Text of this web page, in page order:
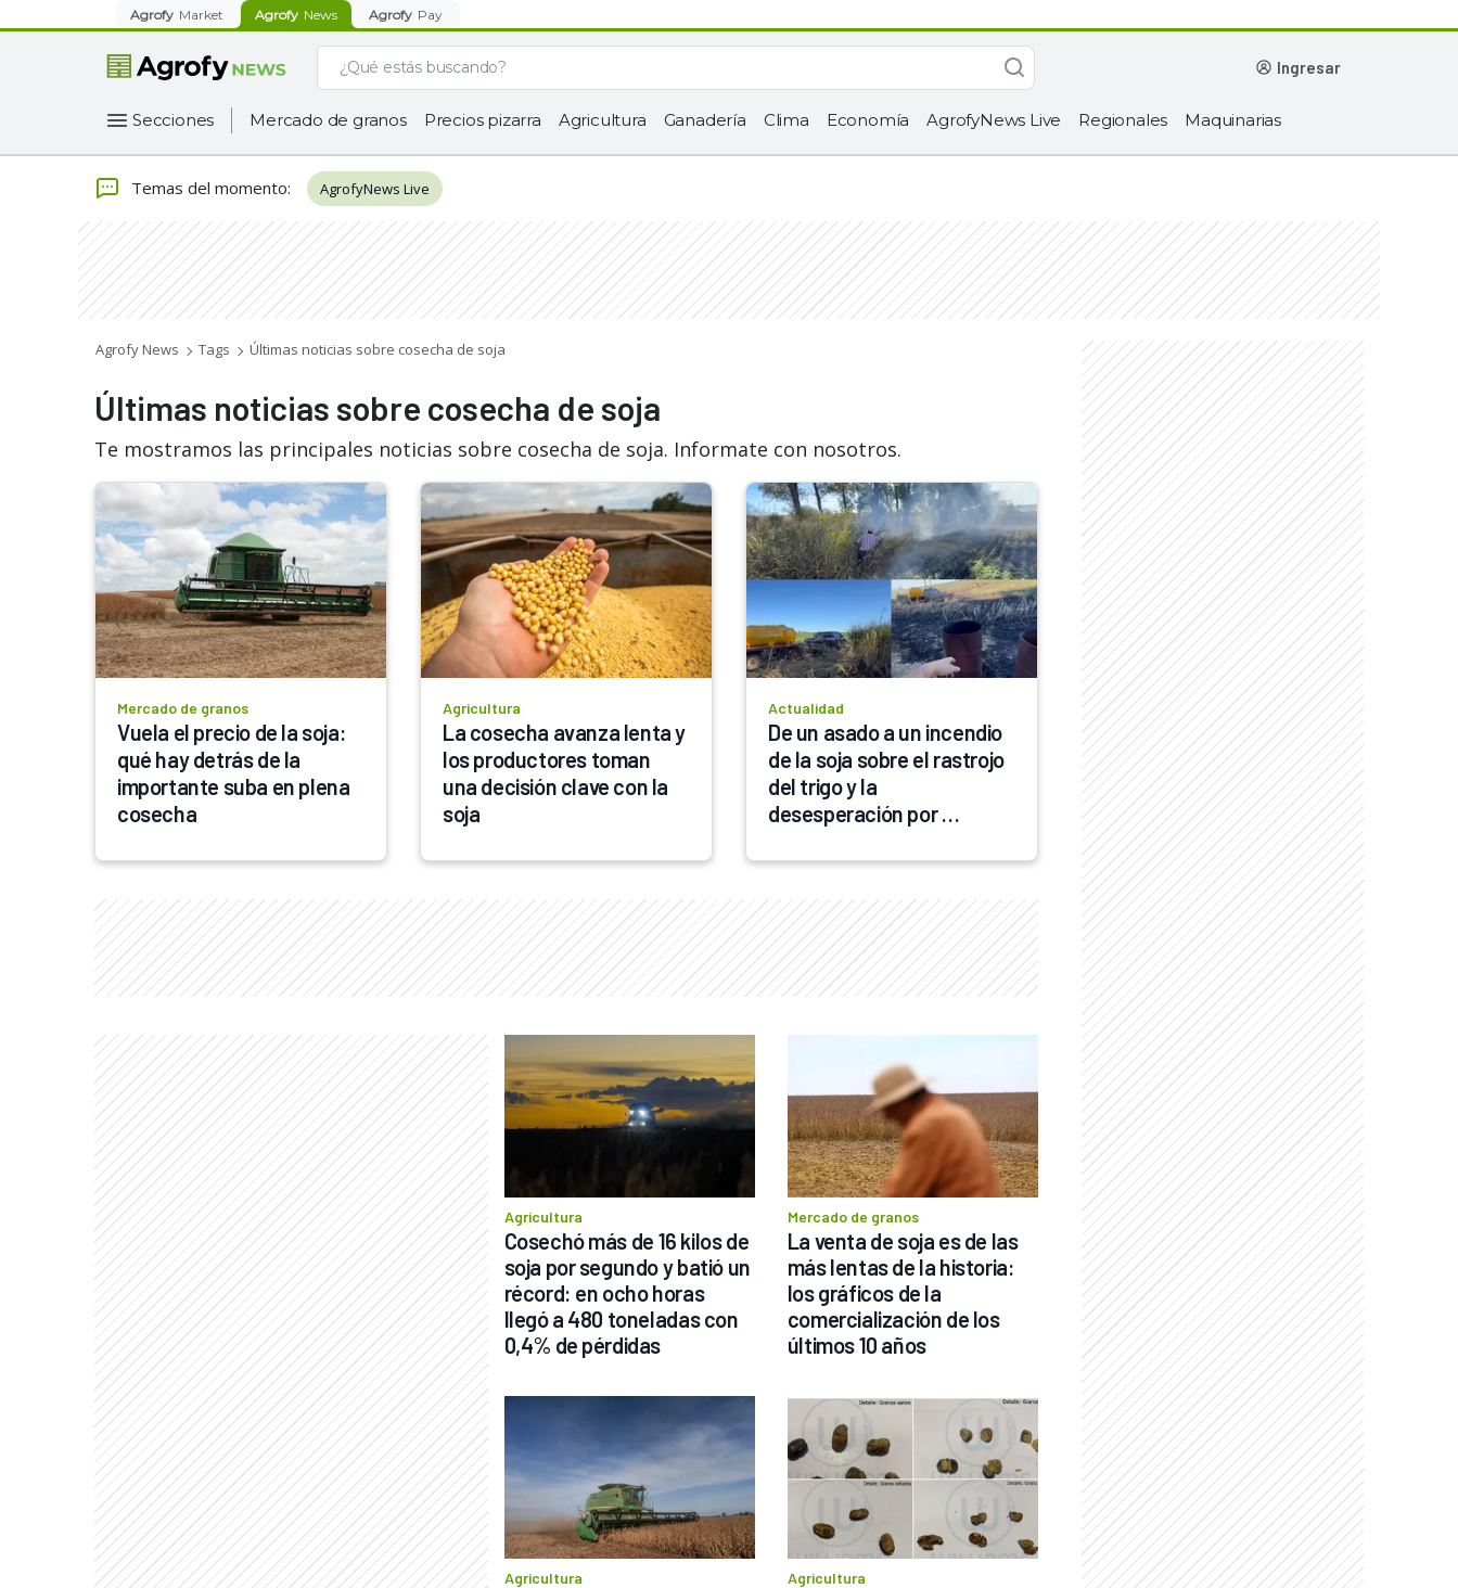
Agrofy Market Agrofy News Agrofy Pay
ingresar
Secciones Mercado de granos Precios pizarra Agricultura Ganadería Clima Economía AgrofyNews Live Regionales Maquinarias
Temas del momento: AgrofyNews Live
Agrofy News Tags Últimas noticias sobre cosecha de soja
Últimas noticias sobre cosecha de soja
Te mostramos las principales noticias sobre cosecha de soja. Informate con nosotros.
Mercado de granos
Vuela el precio de la soja:
qué hay detrás de la
importante suba en plena
cosecha
Agricultura
La cosecha avanza lenta y
los productores toman
una decisión clave con la
soja
Actualidad
De un asado a un incendio
de la soja sobre el rastrojo
del trigo y la
desesperación por
Agricultura
Cosechó más de 16 kilos de
soja por segundo y batió un
récord: en ocho horas
llegó a 480 toneladas con
0,4% de pérdidas
Mercado de granos
La venta de soja es de las
más lentas de la historia:
los gráficos de la
comercialización de los
últimos 10 años
Agricultura Agricultura